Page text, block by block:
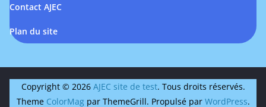
Contact AJEC
Plan du site
Copyright © 2026 AJEC site de test. Tous droits réservés.
Theme ColorMagpar ThemeGrill. Propulsé par WordPress.